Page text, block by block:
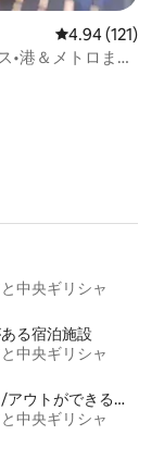
レビュー121
4.94 (121)
•港＆メトロまで
中央ギリシャ
る宿泊施設
中央ギリシャ
スキーイン/アウトができる宿泊先
中央ギリシャ